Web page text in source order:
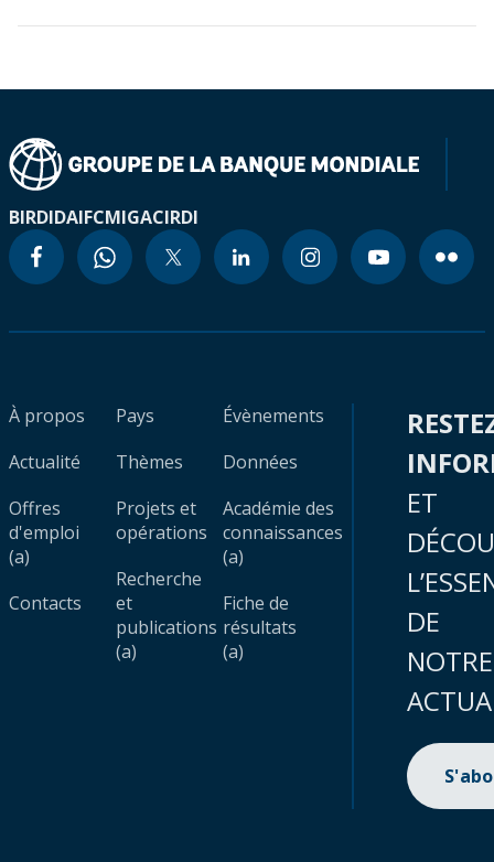
BIRDIDAIFCMIGACIRDI
À propos
Actualité
Offres
d'emploi
(a)
Contacts
Pays
Thèmes
Projets et
opérations
Recherche
et
publications
(a)
Évènements
Données
Académie des
connaissances
(a)
Fiche de
résultats
(a)
ET
DE
NOTRE